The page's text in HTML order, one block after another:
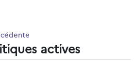
actives